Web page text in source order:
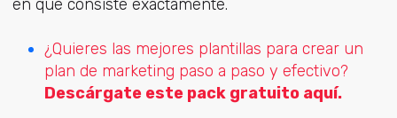
en qué consiste exactamente.
¿Quieres las mejores plantillas para crear un
plan de marketing paso a paso y efectivo?
Descárgate este pack gratuito aquí.